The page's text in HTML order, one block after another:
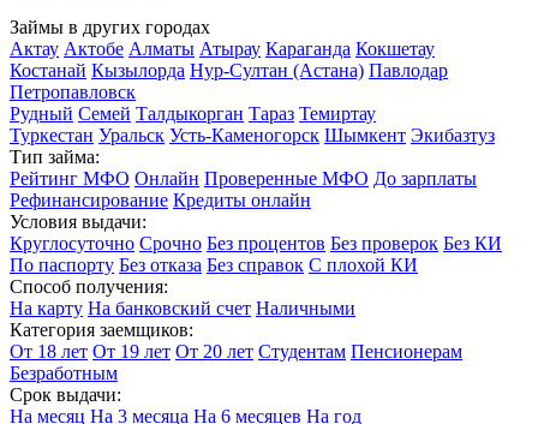
Займы в других городах
Актау Актобе Алматы Атырау Караганда Кокшетау
Костанай Кызылорда Нур-Султан (Астана) Павлодар
Петропавловск
Рудный Семей Талдыкорган Тараз Темиртау
Туркестан Уральск Усть-Каменогорск Шымкент Экибазтуз
Тип займа:
Рейтинг МФО Онлайн Проверенные МФО До зарплаты
Рефинансирование Кредиты онлайн
Условия выдачи:
Круглосуточно Срочно Без процентов Без проверок Без КИ
По паспорту Без отказа Без справок С плохой КИ
Способ получения:
На карту На банковский счет Наличными
Категория заемщиков:
От 18 лет От 19 лет От 20 лет Студентам Пенсионерам
Безработным
Срок выдачи:
На месяц На 3 месяца На 6 месяцев На год